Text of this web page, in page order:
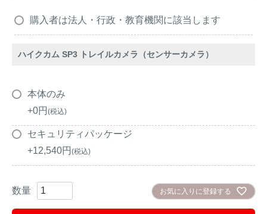
購入者は法人・行政・教育機関に該当します
ハイクカム SP3 トレイルカメラ（センサーカメラ）
本体のみ
+0 税込
セキュリティパッケージ
+12,540 税込
お気に入りに登録する
タヌキ対策
アナグマ対策
ブルーギル対策